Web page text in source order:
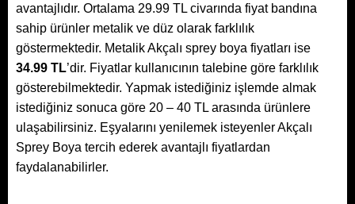
avantajlıdır. Ortalama 29.99 TL civarında fiyat bandına
sahip ürünler metalik ve düz olarak farklılık
göstermektedir. Metalik Akçalı sprey boya fiyatları ise
34.99 TL’dir. Fiyatlar kullanıcının talebine göre farklılık
gösterebilmektedir. Yapmak istediğiniz işlemde almak
istediğiniz sonuca göre 20 – 40 TL arasında ürünlere
ulaşabilirsiniz. Eşyalarını yenilemek isteyenler Akçalı
Sprey Boya tercih ederek avantajlı fiyatlardan
faydalanabilirler.